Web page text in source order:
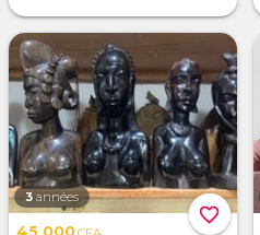
favorite_border
3 années